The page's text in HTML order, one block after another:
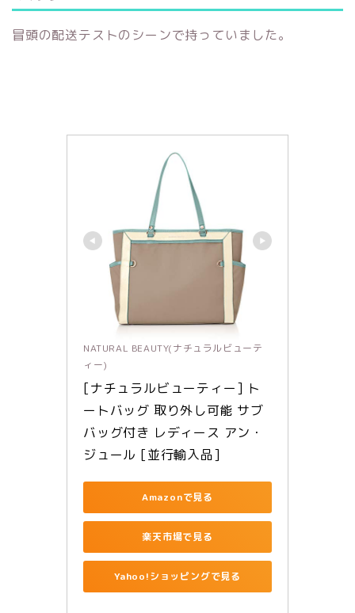
冒頭の配送テストのシーンで持っていました。
NATURAL BEAUTY(ナチュラルビューテ
ィー)
[ナチュラルビューティー] ト
ートバッグ 取り外し可能 サブ
バッグ付き レディース アン・
ジュール [並行輸入品]
Amazonで見る
楽天市場で見る
Yahoo!ショッピングで見る